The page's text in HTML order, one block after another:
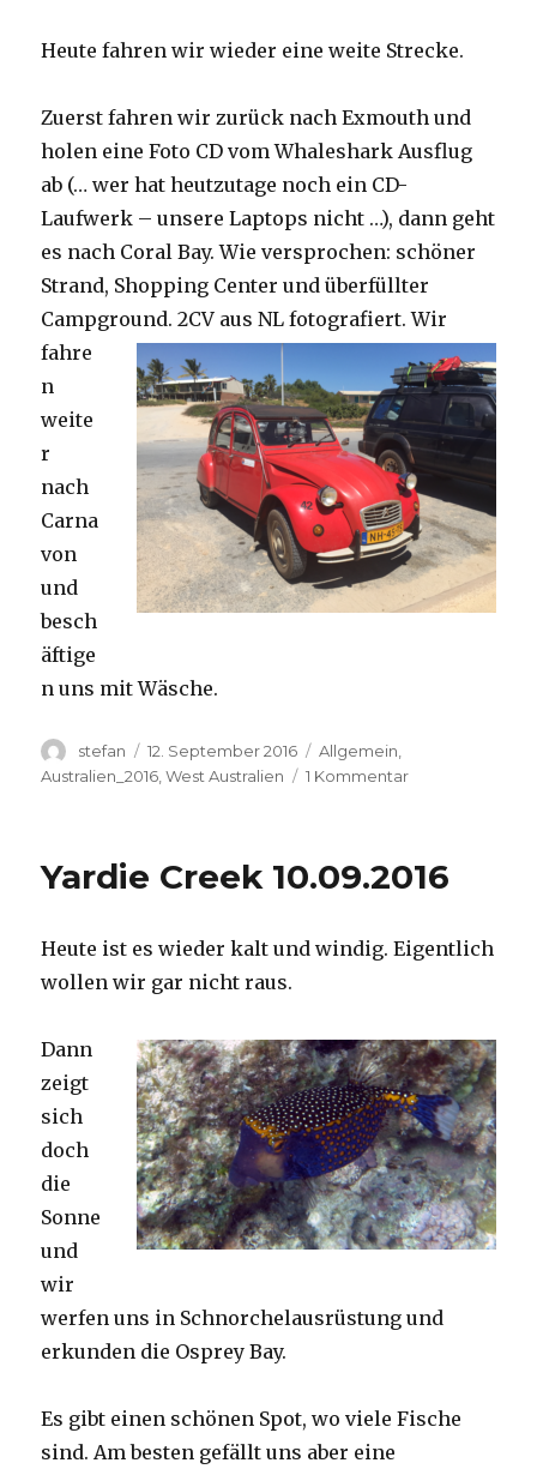
Heute fahren wir wieder eine weite Strecke.
Zuerst fahren wir zurück nach Exmouth und
holen eine Foto CD vom Whaleshark Ausflug
ab (… wer hat heutzutage noch ein CD-
Laufwerk – unsere Laptops nicht …), dann geht
es nach Coral Bay. Wie versprochen: schöner
Strand, Shopping Center und überfüllter
Campground.2CV aus NL fotografiert. Wir
fahre
n
weite
r
nach
Carna
von
und
besch
äftige
n uns mit Wäsche.
Autor
stefan
Veröffentlicht
am
12. September 2016 Kategorien
Allgemein
Australien_2016 ,West Australien 1 Kommentarzu
Yardie Creek 10.09.2016
Heute ist es wieder kalt und windig. Eigentlich
wollen wir gar nicht raus.
Dann
zeigt
sich
doch
die
Sonne
und
wir
werfen uns in Schnorchelausrüstung und
erkunden die Osprey Bay.
Es gibt einen schönen Spot, wo viele Fische
sind. Am besten gefällt uns aber eine